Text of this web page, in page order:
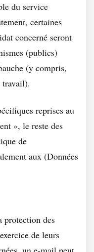
du service
certaines
concerné seront
(publics)
(y compris,
reprises au
», le reste des
de
aux (Données
protection des
de leurs